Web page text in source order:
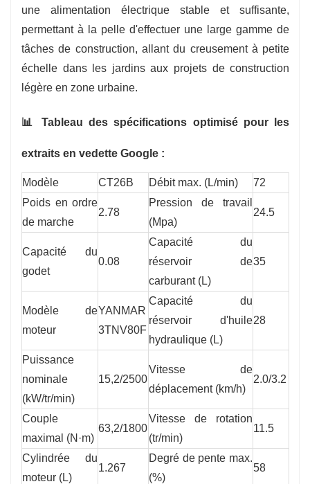
une alimentation électrique stable et suffisante,
permettant à la pelle d'effectuer une large gamme de
tâches de construction, allant du creusement à petite
échelle dans les jardins aux projets de construction
légère en zone urbaine.
📊 Tableau des spécifications optimisé pour les
extraits en vedette Google :
Modèle CT26B Débit max. (L/min)
72
Poids en ordre
de marche
2.78
Pression de travail
(Mpa)
24.5
Capacité du
godet
0.08
Capacité du
réservoir de
carburant (L)
35
Modèle de
moteur
YANMAR
3TNV80F
Capacité du
réservoir d'huile
hydraulique (L)
28
Puissance
nominale
(kW/tr/min)
15,2/2500
Vitesse de
déplacement (km/h)
2.0/3.2
Couple
maximal (N·m)
63,2/1800
Vitesse de rotation
(tr/min)
11.5
Cylindrée du
moteur (L)
1.267
Degré de pente max.
(%)
58